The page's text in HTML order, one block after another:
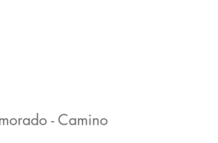
- Camino